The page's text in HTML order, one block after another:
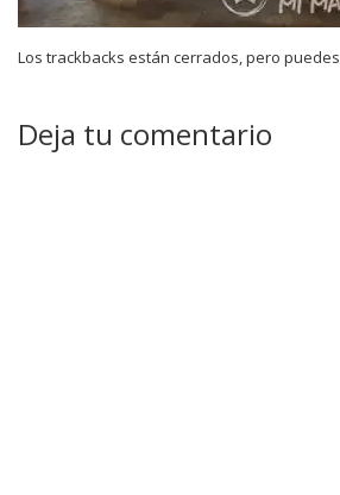
Los trackbacks están cerrados, pero puedes
Deja tu comentario